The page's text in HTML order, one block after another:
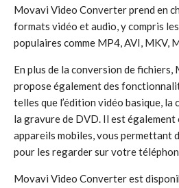
Movavi Video Converter prend en
formats vidéo et audio, y compris
populaires comme MP4, AVI, MKV,
En plus de la conversion de
propose également des
telles que l’édition vidéo basique, la
la gravure de DVD. Il est également
appareils mobiles, vous permettant
pour les regarder sur votre
Movavi Video Converter est